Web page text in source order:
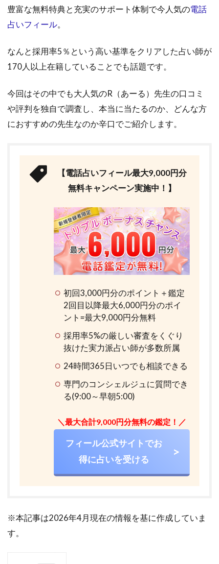
豊富な無料特典と充実のサポート体制で今人気の電話
占いフィール。
なんと採用率5％という高い基準をクリアした占い師が
170人以上在籍していることでも話題です。
今回はその中でも大人気のR（あーる）先生の口コミ
や評判を独自で調査し、本当に当たるのか、どんな方
におすすめの先生なのか辛口でご紹介します。
【電話占いフィール最大9,000円分
無料キャンペーン実施中！】
初回3,000円分のポイント＋鑑定
2回目以降最大6,000円分のポイ
ント=最大9,000円分無料
採用率5%の厳しい審査をくぐり
抜けた実力派占い師が多数所属
24時間365日いつでも相談できる
専門のコンシェルジュに質問でき
る(9:00～早朝5:00)
＼最大合計9,000円分無料の鑑定！／
フィール公式サイトでお
得に占いを受ける
※本記事は2026年4月現在の情報を基に作成していま
す。